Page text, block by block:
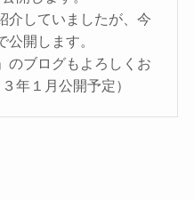
介していましたが、今
開します。
のブログもよろしくお
年１月公開予定）